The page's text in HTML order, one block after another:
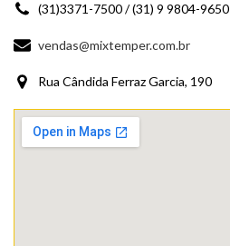
(31)3371-7500 / (31) 9 9804-9650
vendas@mixtemper.com.br
Rua Cândida Ferraz Garcia, 190